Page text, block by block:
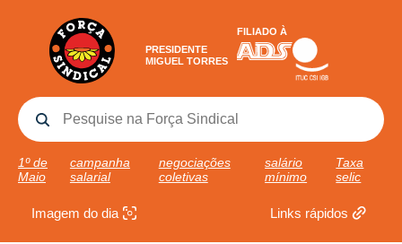
PRESIDENTE
MIGUEL TORRES
FILIADO À
1º de
Maio
campanha
salarial
negociações
coletivas
salário
mínimo
Taxa
selic
Imagem do dia Links rápidos